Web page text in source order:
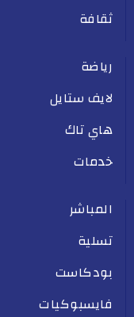
ثقافة
رياضة
لايف ستايل
هاي تاك
خدمات
المباشر
تسلية
بودكاست
فايسبوكيات